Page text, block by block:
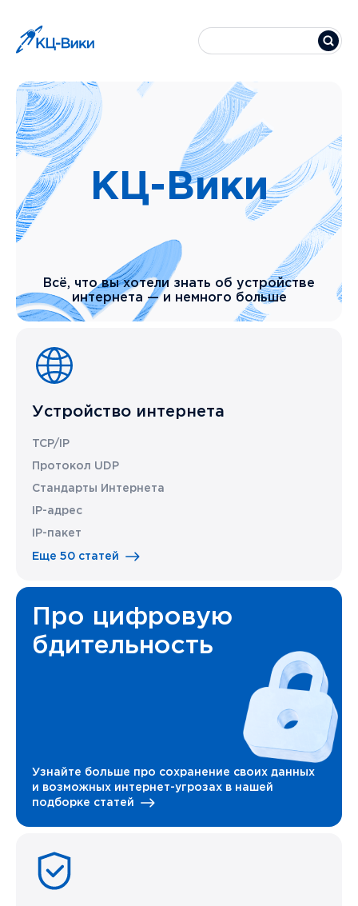
КЦ-Вики
Всё, что вы хотели знать об устройстве
интернета — и немного больше
Устройство интернета
TCP/IP
Протокол UDP
Стандарты Интернета
IP-адрес
IP-пакет
Еще 50 статей
Про цифровую
бдительность
Узнайте больше про сохранение своих данных
и возможных интернет-угрозах в нашей
подборке статей